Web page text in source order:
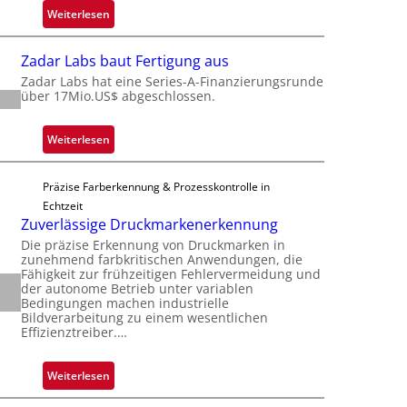
g
t
s
i
c
n
e
e
a
c
t
s
S
r
i
e
o
e
ü
b
r
n
m
D
a
r
k
V
s
i
Weiterlesen:
M
c
r
c
h
i
p
l
a
n
t
Ü
b
e
n
a
Zadar Labs baut Fertigung aus
Zadar Labs hat eine Series-A-Finanzierungsrunde
über 17Mio.US$ abgeschlossen.
Weiterlesen:
Z
d
r
L
a
b
s
b
u
t
Präzise Farberkennung & Prozesskontrolle in
Echtzeit
Zuverlässige Druckmarkenerkennung
Die präzise Erkennung von Druckmarken in
zunehmend farbkritischen Anwendungen, die
Fähigkeit zur frühzeitigen Fehlervermeidung und
der autonome Betrieb unter variablen
Bedingungen machen industrielle
Bildverarbeitung zu einem wesentlichen
Effizienztreiber.…
Weiterlesen:
Z